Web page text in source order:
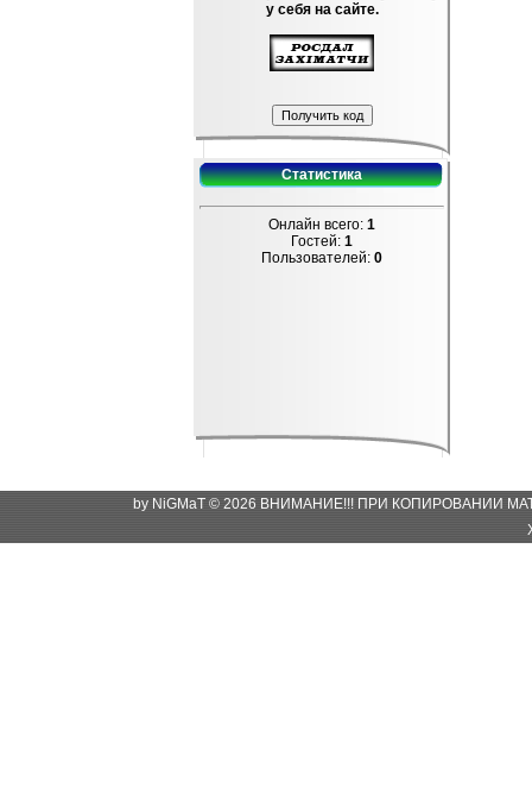
у себя на сайте.
Статистика
Онлайн всего: 1
Гостей: 1
Пользователей: 0
by NiGMaT © 2026 ВНИМАНИЕ!!! ПРИ КОПИРОВАНИИ